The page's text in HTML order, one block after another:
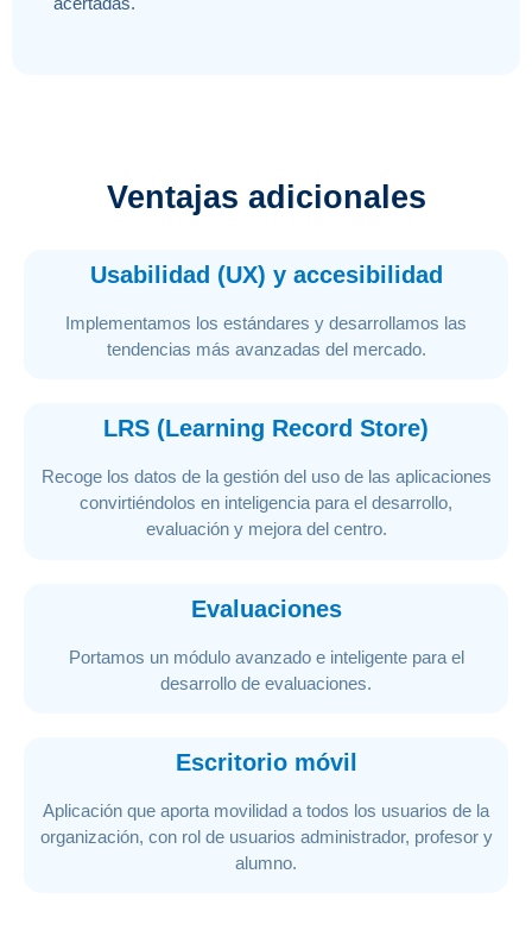
Ventajas adicionales
Usabilidad (UX) y accesibilidad
Implementamos los estándares y desarrollamos las
tendencias más avanzadas del mercado.
LRS (Learning Record Store)
Recoge los datos de la gestión del uso de las aplicaciones
convirtiéndolos en inteligencia para el desarrollo,
evaluación y mejora del centro.
Evaluaciones
Portamos un módulo avanzado e inteligente para el
desarrollo de evaluaciones.
Escritorio móvil
Aplicación que aporta movilidad a todos los usuarios de la
organización, con rol de usuarios administrador, profesor y
alumno.